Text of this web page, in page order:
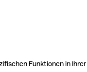
Funktionen in Ihrer